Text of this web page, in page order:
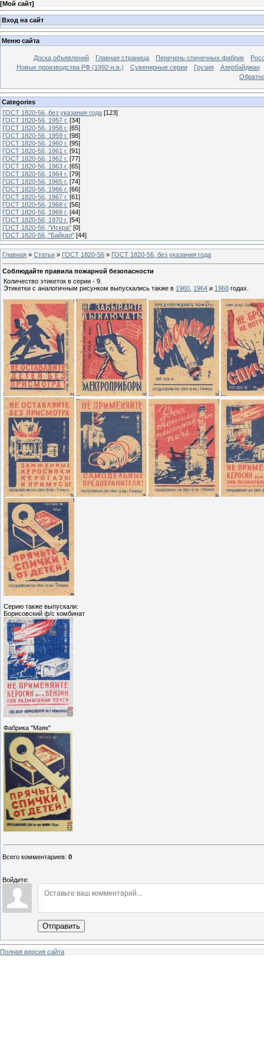
[Мой сайт]
Вход на сайт
Меню сайта
Доска объявлений Главная страница Перечень спичечных фабрик
Новые производства РФ (1992-н.в.)
Сувенирные серии Грузия
Азербайджан
Categories
ГОСТ 1820-56, без указания года [123]
ГОСТ 1820-56, 1957 г. [34]
ГОСТ 1820-56, 1958 г. [65]
ГОСТ 1820-56, 1959 г. [98]
ГОСТ 1820-56, 1960 г. [95]
ГОСТ 1820-56, 1961 г. [91]
ГОСТ 1820-56, 1962 г. [77]
ГОСТ 1820-56, 1963 г. [65]
ГОСТ 1820-56, 1964 г. [79]
ГОСТ 1820-56, 1965 г. [74]
ГОСТ 1820-56, 1966 г. [66]
ГОСТ 1820-56, 1967 г. [61]
ГОСТ 1820-56, 1968 г. [56]
ГОСТ 1820-56, 1969 г. [44]
ГОСТ 1820-56, 1970 г. [54]
ГОСТ 1820-56, "Искра" [0]
ГОСТ 1820-56, "Байкал" [44]
Главная » Статьи » ГОСТ 1820-56 » ГОСТ 1820-56, без указания года
Соблюдайте правила пожарной безопасности
Количество этикеток в серии - 9.
Этикетки с аналогичным рисунком выпускались также в 1960 1964 и 1968 годах.
Серию также выпускали:
Борисовский ф/с комбинат
Фабрика "Маяк"
Всего комментариев: 0
Войдите:
Отправить
Полная версия сайта